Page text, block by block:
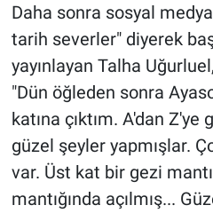
Daha sonra sosyal
tarih severler" diyerek
yayınlayan Talha
"Dün öğleden sonra
katına çıktım. A'dan
güzel şeyler yapmışlar.
var. Üst kat bir gezi
mantığında açılmış...